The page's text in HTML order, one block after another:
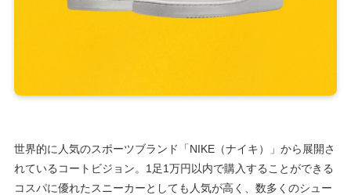
世界的に人気のスポーツブランド「NIKE（ナイキ）」から展開さ
れているコートビジョン。1足1万円以内で購入することができる
コスパに優れたスニーカーとしても人気が高く、数多くのシュー